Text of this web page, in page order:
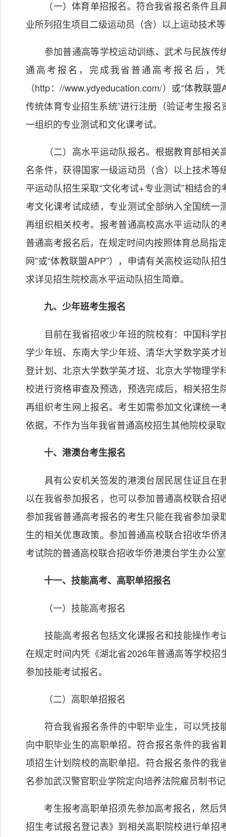
（一）体育单招报名。符合我省报名条件且
业所列招生项目二级运动员（含）以上运动技术
参加普通高等学校运动训练、武术与民族传
通高考报名，完成我省普通高考报名后，
（http：//www.ydyeducation.com/）或“体教联
传统体育专业招生系统”进行注册（验证考生报
一组织的专业测试和文化课考试。
（二）高水平运动队报名。根据教育部相关
名条件，获得国家一级运动员（含）以上技术
平运动队招生采取“文化考试+专业测试”相结合
考文化课考试成绩，专业测试全部纳入全国统
再组织相关校考。报考普通高校高水平运动队
普通高考报名后，在规定时间内按照体育总局指
网”或“体教联盟APP”），申请有关高校运动队
求详见招生院校高水平运动队招生简章。
九、少年班考生报名
目前在我省招收少年班的院校有：中国科学
学少年班、东南大学少年班、清华大学数学英
登计划、北京大学数学英才班、北京大学物理
校进行资格审查及预选，预选完成后，相关招
再组织考生网上报名。考生如需参加文化课统
依据，不作为当年我省普通高校招生其他院校录
十、港澳台考生报名
具有公安机关签发的港澳台居民居住证且在
以在我省参加报名，也可以参加普通高校联合
参加我省普通高考报名的考生只能在我省参加
生的相关优惠政策。参加普通高校联合招收华
考试院的普通高校联合招收华侨港澳台学生办公
十一、技能高考、高职单招报名
（一）技能高考报名
技能高考报名包括文化课报名和技能操作考
在规定时间内凭《湖北省2026年普通高等学校
参加技能考试报名。
（二）高职单招报名
符合我省报名条件的中职毕业生，可以凭技
向中职毕业生的高职单招。符合报名条件的我
项招生计划院校的高职单招。符合报名条件的我
名参加武汉警官职业学院定向培养法院雇员制书
考生报考高职单招须先参加高考报名，然后
招生考试报名登记表》到相关高职院校进行单